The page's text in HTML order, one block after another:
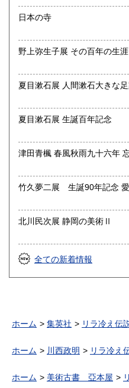
取り扱い分野
美術工芸、趣味、古書一般（
日本の寺
野上弥生子展 その百年の生
夏目漱石展 人間漱石大きな
夏目漱石展 生誕百年記念
津田青楓 春風秋雨九十六年
竹久夢二展 生誕90年記念
北川民次展 静岡の美術Ⅱ
全ての新着情報
ホーム 集英社 リラ冷え伝
ホーム 川西政明 リラ冷え
ホーム 美術古書 亞本屋